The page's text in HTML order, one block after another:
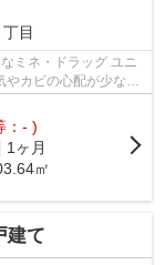
丁目
ミネ・ドラッグ ユニ
カビの心配が少ない
：- )
1ヶ月
㎡
建て